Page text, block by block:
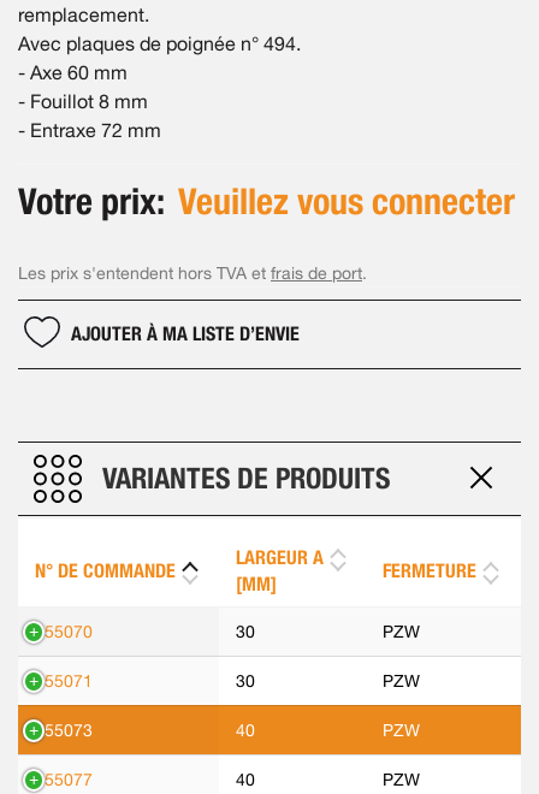
remplacement.
Avec plaques de poignée n° 494.
- Axe 60 mm
- Fouillot 8 mm
- Entraxe 72 mm
Votre prix: Veuillez vous connecter
Les prix s'entendent hors TVA et frais de port.
AJOUTER À MA LISTE D’ENVIE
VARIANTES DE PRODUITS
N° DE COMMANDE
LARGEUR A
[MM]
FERMETURE
555070 30 PZW
555071 30 PZW
555073 40 PZW
555077 40 PZW